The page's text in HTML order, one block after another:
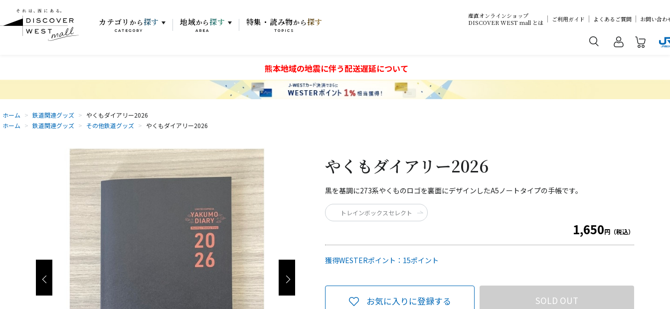
カテゴリ から 探す
CATEGORY
地域から 探す
AREA
特集・読み物から 探す
TOPICS
産直オンラインショップ
DISCOVER WEST mall とは
ご利用ガイド よくあるご質問 お問い合わ
熊本地域の地震に伴う配送遅延について
ホーム > 鉄道関連グッズ > やくもダイアリー2026
ホーム > 鉄道関連グッズ > その他鉄道グッズ > やくもダイアリー2026
黒を基調に273系やくものロゴを裏面にデザインしたA5ノートタイプの手帳です。
やくもダイアリー2026
1,650円（税込）
獲得WESTERポイント： 15ポイント
SOLD OUT
お気に入りに登録する
トレインボックスセレクト